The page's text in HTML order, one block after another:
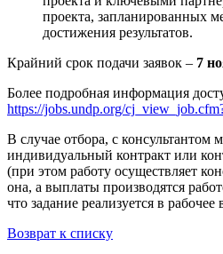
проекта, запланированных
достижения результатов.
Крайний срок подачи заявок – 7
Более подробная информация
https://jobs.undp.org/
В случае отбора, с консультантом
индивидуальный контракт или
(при этом работу осуществляет
она, а выплаты производятся
что задание реализуется в рабочее
Возврат к списку